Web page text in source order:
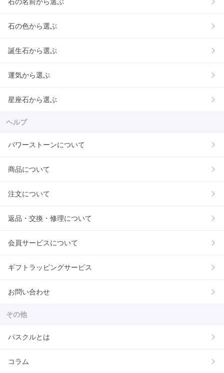
石の色から選ぶ
誕生石から選ぶ
運気から選ぶ
星座石から選ぶ
ヘルプ
パワーストーンについて
商品について
注文について
返品・交換・修理について
会員サービスについて
ギフトラッピングサービス
お問い合わせ
その他
パスクルとは
コラム